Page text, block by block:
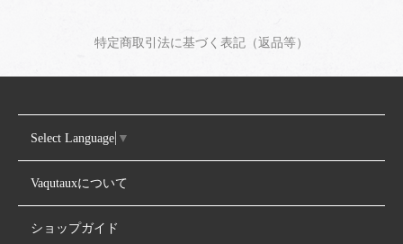
特定商取引法に基づく表記（返品等）
Select Language ▼
Vaqutauxについて
ショップガイド